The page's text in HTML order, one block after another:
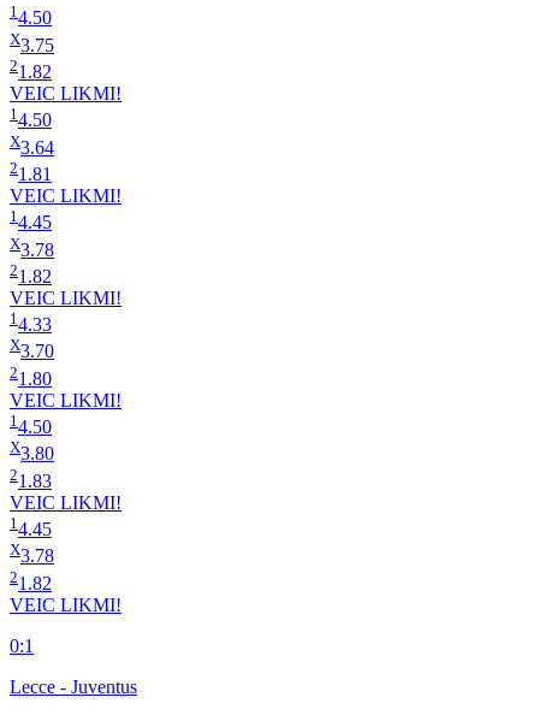
1 4.50
X3.75
21.82
VEIC LIKMI!
1 4.50
X3.64
21.81
VEIC LIKMI!
1 4.45
X3.78
21.82
VEIC LIKMI!
1 4.33
X3.70
21.80
VEIC LIKMI!
1 4.50
X3.80
21.83
VEIC LIKMI!
1 4.45
X3.78
21.82
VEIC LIKMI!
0:1
Lecce - Juventus